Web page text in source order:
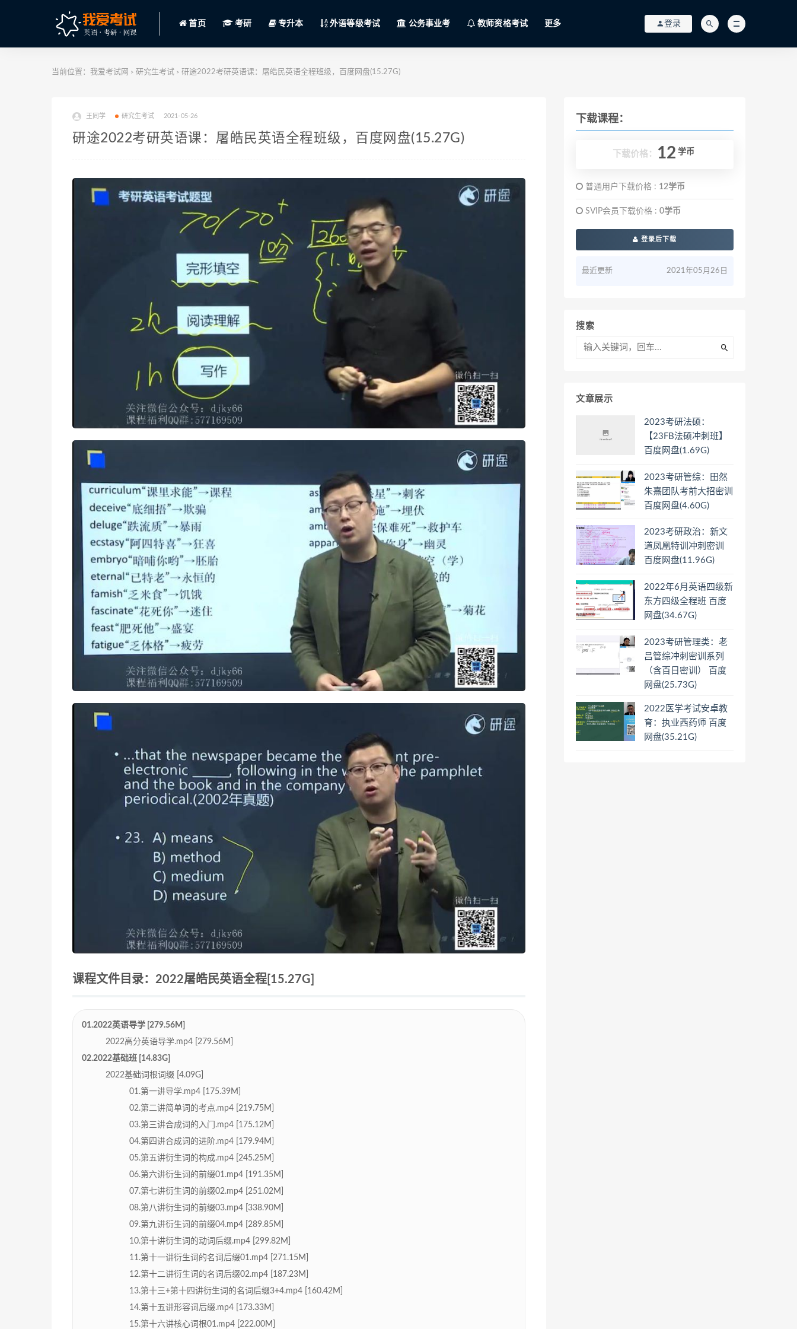
首页 考研 专升本 外语等级考试 公务事业考 教师资格考试 更多 登录
当前位置： 我爱考试网 > 研究生考试 > 研途2022考研英语课：屠皓民英语全程班级，百度网盘(15.27G)
王同学 研究生考试 2021-05-26
研途2022考研英语课：屠皓民英语全程班级，百度网盘(15.27G)
课程文件目录：2022屠皓民英语全程[15.27G]
01.2022英语导学 [279.56M]
2022高分英语导学.mp4 [279.56M]
02.2022基础班 [14.83G]
2022基础词根词缀 [4.09G]
01.第一讲导学.mp4 [175.39M]
02.第二讲简单词的考点.mp4 [219.75M]
03.第三讲合成词的入门.mp4 [175.12M]
04.第四讲合成词的进阶.mp4 [179.94M]
05.第五讲衍生词的构成.mp4 [245.25M]
06.第六讲衍生词的前缀01.mp4 [191.35M]
07.第七讲衍生词的前缀02.mp4 [251.02M]
08.第八讲衍生词的前缀03.mp4 [338.90M]
09.第九讲衍生词的前缀04.mp4 [289.85M]
10.第十讲衍生词的动词后缀.mp4 [299.82M]
11.第十一讲衍生词的名词后缀01.mp4 [271.15M]
12.第十二讲衍生词的名词后缀02.mp4 [187.23M]
13.第十三+第十四讲衍生词的名词后缀3+4.mp4 [160.42M]
14.第十五讲形容词后缀.mp4 [173.33M]
15.第十六讲核心词根01.mp4 [222.00M]
下载课程：
下载价格： 12 学币
普通用户下载价格 : 12学币
SVIP会员下载价格 : 0学币
登录后下载
最近更新 2021年05月26日
搜索
文章展示
2023考研法硕：
【23FB法硕冲刺班】
百度网盘(1.69G)
2023考研管综：田然
朱熹团队考前大招密训
百度网盘(4.60G)
2023考研政治：新文
道凤凰特训冲刺密训
百度网盘(11.96G)
2022年6月英语四级新
东方四级全程班 百度
网盘(34.67G)
2023考研管理类：老
吕管综冲刺密训系列
（含百日密训） 百度
网盘(25.73G)
2022医学考试安卓教
育：执业西药师 百度
网盘(35.21G)